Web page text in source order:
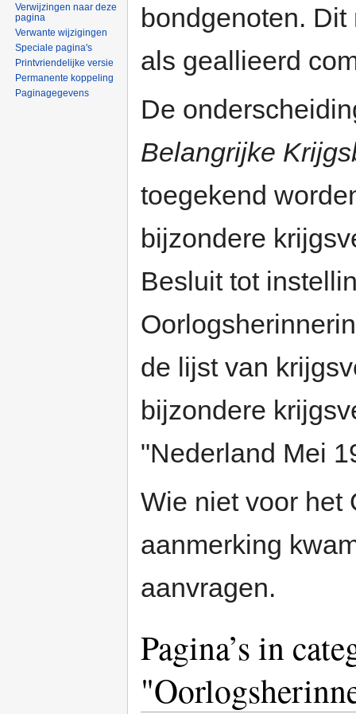
bondgenoten.
als geallieerd
De
Belangrijke
toegekend
bijzondere
Besluit tot
de lijst van
bijzondere
"Nederland Mei
Wie niet voor het
aanmerking
aanvragen.
Pagina’s in
Verwijzingen naar deze
pagina
Verwante wijzigingen
Speciale pagina's
Printvriendelijke versie
Permanente koppeling
Paginagegevens